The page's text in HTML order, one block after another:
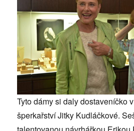
Tyto dámy si daly dostaveníčko
šperkařství Jitky Kudláčkové.